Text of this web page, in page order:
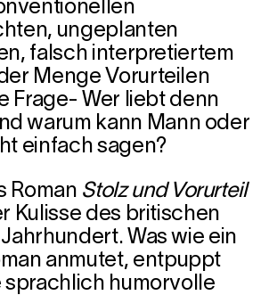
ungeplanten
falsch interpretiertem
Menge Vorurteilen
Frage- Wer liebt denn
warum kann Mann oder
einfach sagen?
Roman Stolz und Vorurteil
Kulisse des britischen
Was wie ein
anmutet, entpuppt
sprachlich humorvolle